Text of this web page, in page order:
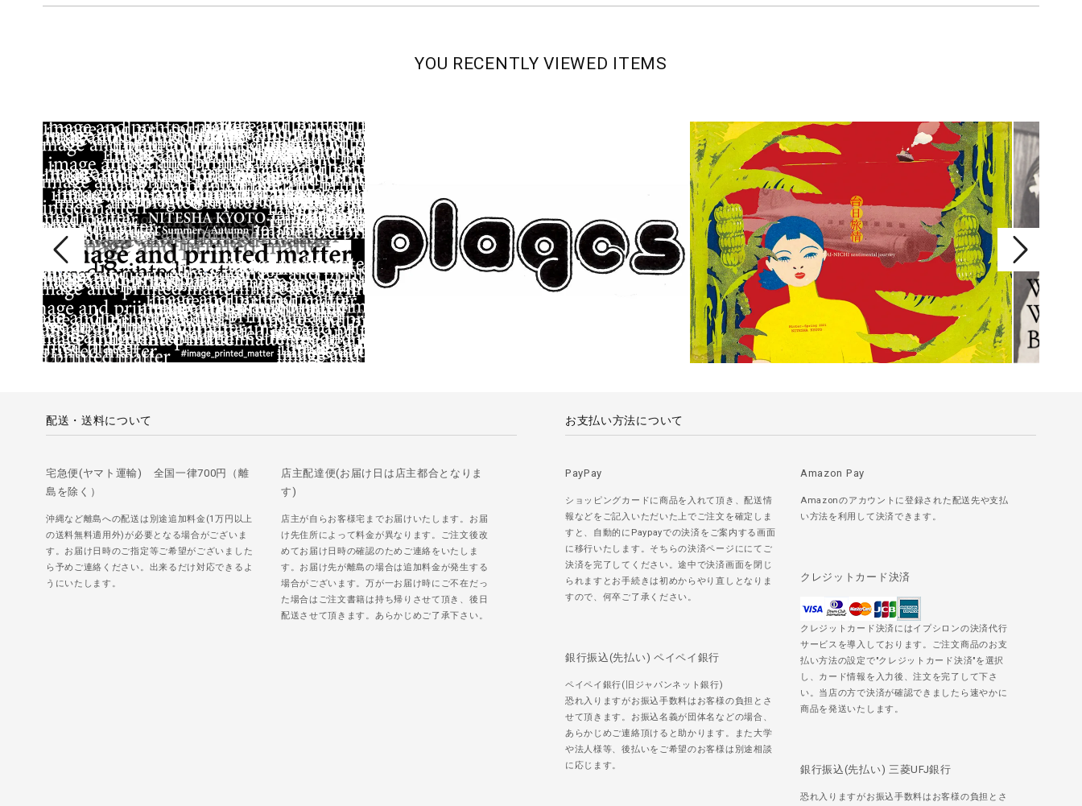
YOU RECENTLY VIEWED ITEMS
配送・送料について
宅急便(ヤマト運輸) 全国一律700円（離
島を除く）
沖縄など離島への配送は別途追加料金(1万円以上
の送料無料適用外)が必要となる場合がございま
す。お届け日時のご指定等ご希望がございました
ら予めご連絡ください。出来るだけ対応できるよ
うにいたします。
店主配達便(お届け日は店主都合となりま
す)
店主が自らお客様宅までお届けいたします。お届
け先住所によって料金が異なります。ご注文後改
めてお届け日時の確認のためご連絡をいたしま
す。お届け先が離島の場合は追加料金が発生する
場合がございます。万が一お届け時にご不在だっ
た場合はご注文書籍は持ち帰りさせて頂き、後日
配送させて頂きます。あらかじめご了承下さい。
お支払い方法について
PayPay
ショッピングカードに商品を入れて頂き、配送情
報などをご記入いただいた上でご注文を確定しま
すと、自動的にPaypayでの決済をご案内する画面
に移行いたします。そちらの決済ページににてご
決済を完了してください。途中で決済画面を閉じ
られますとお手続きは初めからやり直しとなりま
すので、何卒ご了承ください。
Amazon Pay
Amazonのアカウントに登録された配送先や支払
い方法を利用して決済できます。
クレジットカード決済
クレジットカード決済にはイプシロンの決済代行
サービスを導入しております。ご注文商品のお支
払い方法の設定で"クレジットカード決済"を選択
し、カード情報を入力後、注文を完了して下さ
い。当店の方で決済が確認できましたら速やかに
商品を発送いたします。
銀行振込(先払い) ペイペイ銀行
ペイペイ銀行(旧ジャパンネット銀行)
恐れ入りますがお振込手数料はお客様の負担とさ
せて頂きます。お振込名義が団体名などの場合、
あらかじめご連絡頂けると助かります。また大学
や法人様等、後払いをご希望のお客様は別途相談
に応じます。
銀行振込(先払い) 三菱UFJ銀行
恐れ入りますがお振込手数料はお客様の負担とさ